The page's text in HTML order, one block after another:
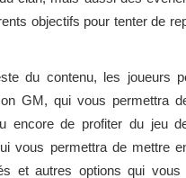
objectifs pour tenter de
du contenu, les joueurs
GM, qui vous permettra
encore de profiter du jeu
vous permettra de mettre
et autres options qui